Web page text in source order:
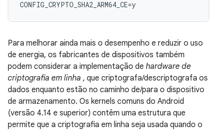
Para melhorar ainda mais o desempenho e reduzir o uso
de energia, os fabricantes de dispositivos também
podem considerar a implementação de hardware de
criptografia em linha , que criptografa/descriptografa os
dados enquanto estão no caminho de/para o dispositivo
de armazenamento. Os kernels comuns do Android
(versão 4.14 e superior) contêm uma estrutura que
permite que a criptografia em linha seja usada quando o